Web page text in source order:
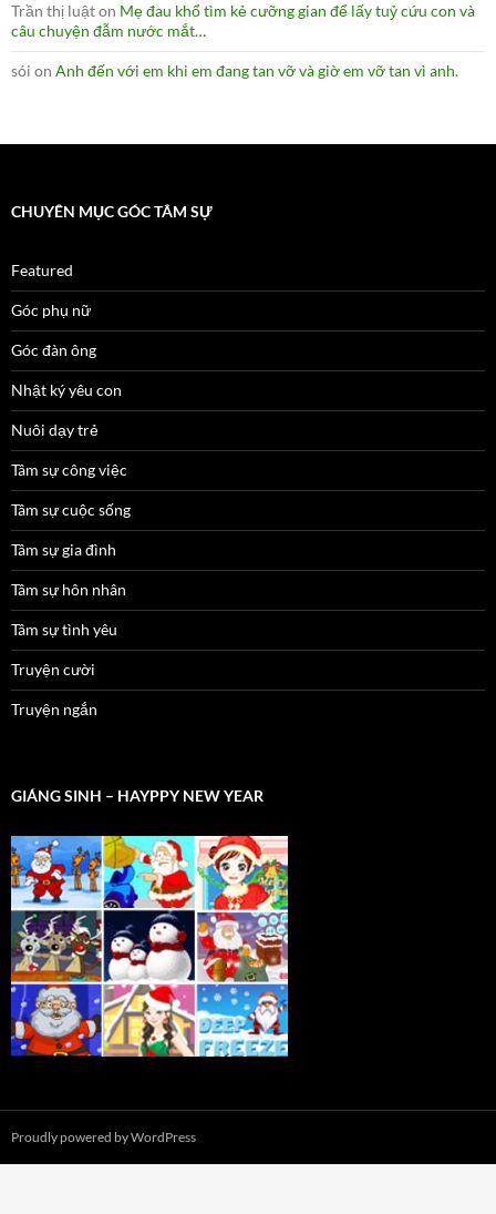
Trần thị luậton Mẹ đau khổ tìm kẻ cưỡng gian để lấy tuỷ cứu con và
câu chuyện đẫm nước mắt…
sói on Anh đến với em khi em đang tan vỡ và giờ em vỡ tan vì anh.
CHUYÊN MỤC GÓC TÂM SỰ
Featured
Góc phụ nữ
Góc đàn ông
Nhật ký yêu con
Nuôi dạy trẻ
Tâm sự công việc
Tâm sự cuộc sống
Tâm sự gia đình
Tâm sự hôn nhân
Tâm sự tình yêu
Truyện cười
Truyện ngắn
GIÁNG SINH – HAYPPY NEW YEAR
Proudly powered by WordPress